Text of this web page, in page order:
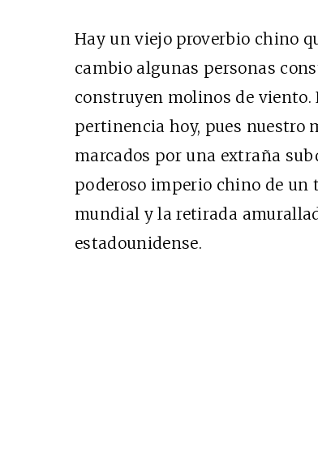
Hay un viejo proverbio chino
cambio algunas personas
construyen molinos de viento.
pertinencia hoy, pues nuestro
marcados por una extraña
poderoso imperio chino de
mundial y la retirada
estadounidense.
Cine desde los
EDICIÓN MÉXICO
SUSCRÍBETE